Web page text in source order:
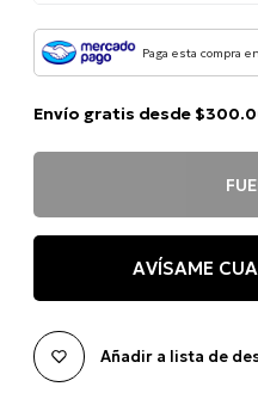
Paga esta compra en
Envío gratis desde
AVÍSAME
Añadir a lista de